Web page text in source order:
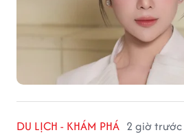
DU LỊCH - KHÁM PHÁ 2 giờ trước